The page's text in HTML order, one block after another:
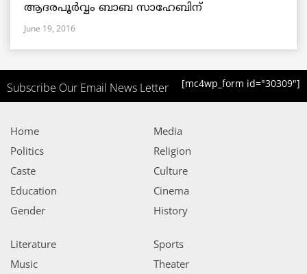
ആദരപൂര്‍വ്വം ബാബ സാഹേബിന്
June 19, 2016
Subscribe Our Email News Letter [mc4wp_form id="30309"]
Home
Politics
Caste
Education
Gender
Media
Religion
Culture
Cinema
History
Literature
Music
Sports
Theater